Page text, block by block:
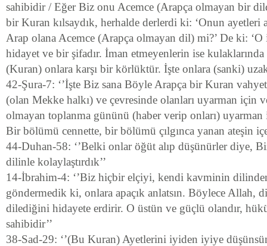
sahibidir / Eğer Biz onu Acemce (Arapça olmayan bir
bir Kuran kılsaydık, herhalde derlerdi ki: ‘Onun ayetleri
Arap olana Acemce (Arapça olmayan dil) mi?’ De ki:
hidayet ve bir şifadır. İman etmeyenlerin ise kulaklarında
(Kuran) onlara karşı bir körlüktür. İşte onlara (sanki)
42-Şura-7: ‘’İşte Biz sana Böyle Arapça bir Kuran
(olan Mekke halkı) ve çevresinde olanları uyarman için
olmayan toplanma gününü (haber verip onları)
Bir bölümü cennette, bir bölümü çılgınca yanan ateşin
44-Duhan-58: ‘’Belki onlar öğüt alıp düşünürler diye,
dilinle kolaylaştırdık’’
14-İbrahim-4: ‘’Biz hiçbir elçiyi, kendi kavminin
göndermedik ki, onlara apaçık anlatsın. Böylece Allah,
dilediğini hidayete erdirir. O üstün ve güçlü olandır,
sahibidir’’
38-Sad-29: ‘’(Bu Kuran) Ayetlerini iyiden iyiye